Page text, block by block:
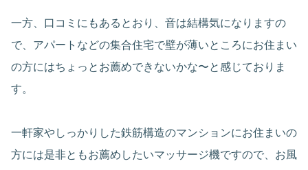
一方、口コミにもあるとおり、音は結構気になりますの
で、アパートなどの集合住宅で壁が薄いところにお住まい
の方にはちょっとお薦めできないかな〜と感じておりま
す。
一軒家やしっかりした鉄筋構造のマンションにお住まいの
方には是非ともお薦めしたいマッサージ機ですので、お風